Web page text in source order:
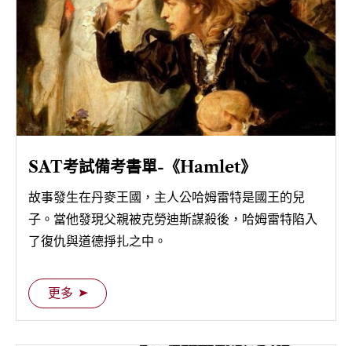
SAT考試備考書單-《Hamlet》
故事發生在丹麥王國，主人公哈姆雷特是國王的兒
子。當他發現父親被克勞迪斯謀殺後，哈姆雷特陷入
了復仇與道德掙扎之中。
更多